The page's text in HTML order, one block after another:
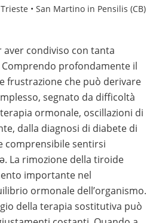
• San Martino in Pensilis (CB)
aver condiviso con tanta
profondamente il
frustrazione che può derivare
segnato da difficoltà
ormonale, oscillazioni di
dalla diagnosi di diabete di
comprensibile sentirsi
La rimozione della tiroide
importante nel
ormonale dell’organismo.
della terapia sostitutiva può